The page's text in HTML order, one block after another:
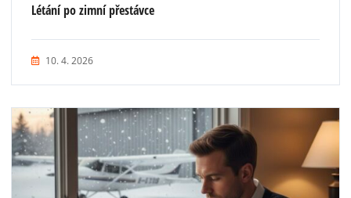
Létání po zimní přestávce
10. 4. 2026